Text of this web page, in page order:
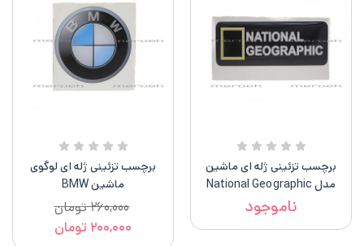
برچسب تزئینی ژله ای ماشین
مدل National Geographic
ناموجود
برچسب تزئینی ژله ای لوگوی
ماشین BMW
۲۶۰,۰۰۰تومان
۲۰۰,۰۰۰ تومان